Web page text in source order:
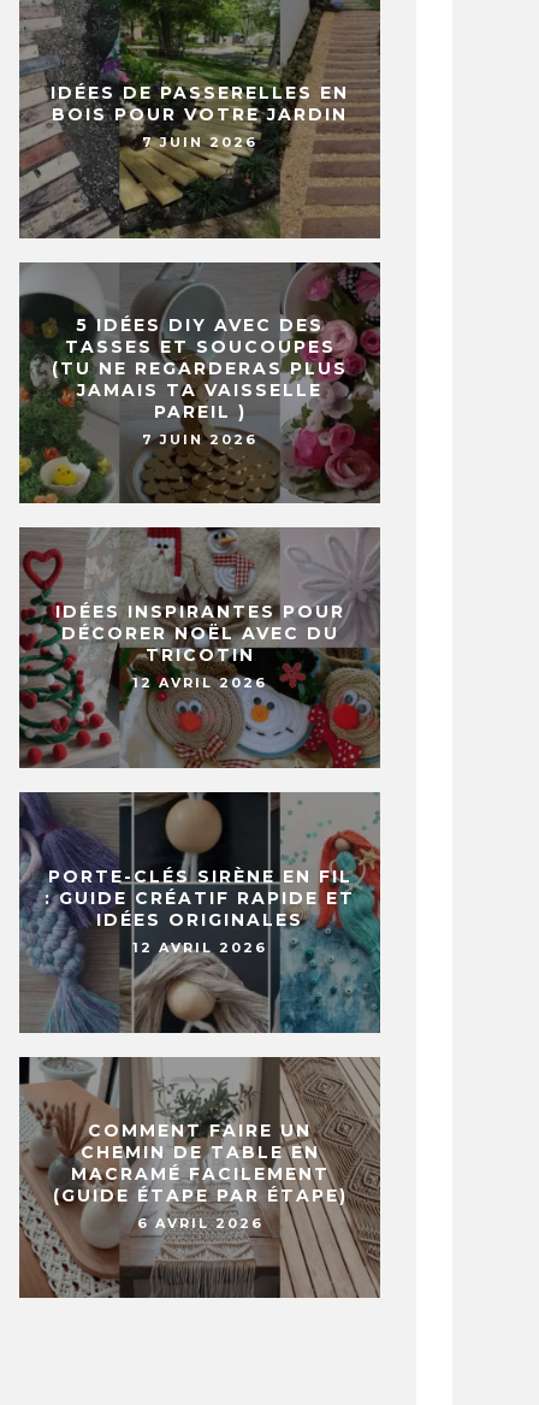
IDÉES DE PASSERELLES EN
BOIS POUR VOTRE JARDIN
7 JUIN 2026
5 IDÉES DIY AVEC DES
TASSES ET SOUCOUPES
(TU NE REGARDERAS PLUS
JAMAIS TA VAISSELLE
PAREIL )
7 JUIN 2026
IDÉES INSPIRANTES POUR
DÉCORER NOËL AVEC DU
TRICOTIN
12 AVRIL 2026
PORTE-CLÉS SIRÈNE EN FIL
: GUIDE CRÉATIF RAPIDE ET
IDÉES ORIGINALES
12 AVRIL 2026
COMMENT FAIRE UN
CHEMIN DE TABLE EN
MACRAMÉ FACILEMENT
(GUIDE ÉTAPE PAR ÉTAPE)
6 AVRIL 2026